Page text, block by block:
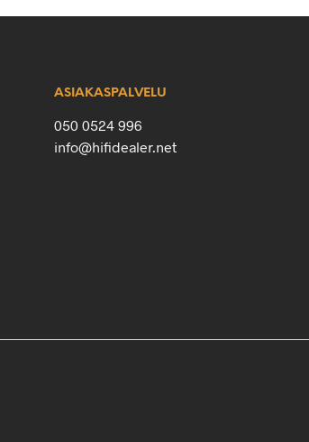
ASIAKASPALVELU
050 0524 996
info@hifidealer.net